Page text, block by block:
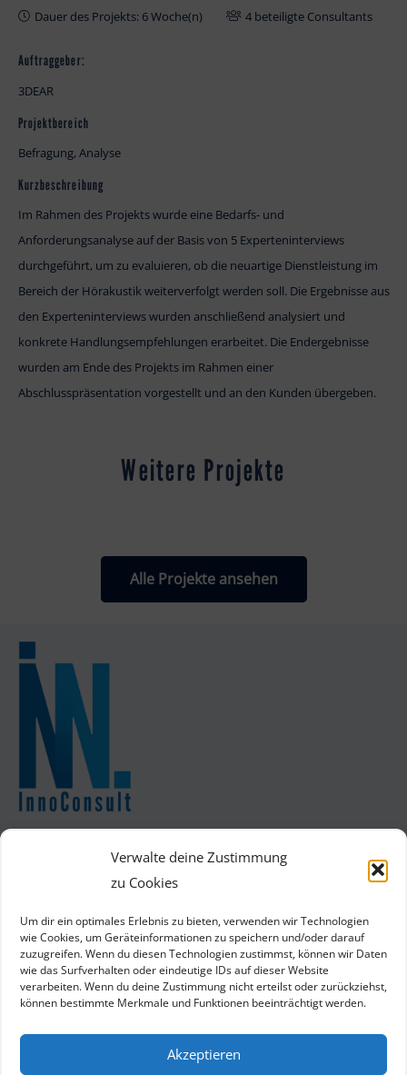
Verwalte deine Zustimmung
zu Cookies
Um dir ein optimales Erlebnis zu bieten, verwenden wir Technologien
wie Cookies, um Geräteinformationen zu speichern und/oder darauf
zuzugreifen. Wenn du diesen Technologien zustimmst, können wir Daten
wie das Surfverhalten oder eindeutige IDs auf dieser Website
verarbeiten. Wenn du deine Zustimmung nicht erteilst oder zurückziehst,
können bestimmte Merkmale und Funktionen beeinträchtigt werden.
Akzeptieren
Dauer des Projekts: 6 Woche(n) 4 beteiligte Consultants
Auftraggeber:
3DEAR
Projektbereich
Befragung, Analyse
Kurzbeschreibung
Im Rahmen des Projekts wurde eine Bedarfs- und
Anforderungsanalyse auf der Basis von 5 Experteninterviews
durchgeführt, um zu evaluieren, ob die neuartige Dienstleistung im
Bereich der Hörakustik weiterverfolgt werden soll. Die Ergebnisse aus
den Experteninterviews wurden anschließend analysiert und
konkrete Handlungsempfehlungen erarbeitet. Die Endergebnisse
wurden am Ende des Projekts im Rahmen einer
Abschlusspräsentation vorgestellt und an den Kunden übergeben.
Weitere Projekte
Beteiligte Consultants: 3
Projektdauer: 8 Woche(n)
Alle Projekte ansehen
info@innoconsult-aalen.de
Anton-Huber-Straße 1
73430 Aalen
Wir sind Teil des